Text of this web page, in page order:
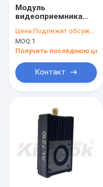
видеопередатчик с
Передатчик FPV
Аналоговый
Радио сетки IP
Модуль
видеоприемника
VRX-75DF с 64
каналами и
высокой
Цена:Подлежит обсуждению
MOQ:1
Получить последнюю цену
Контакт